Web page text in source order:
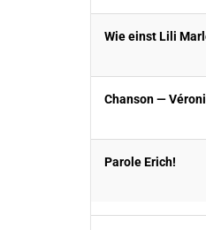
Wie einst Lili
Chanson —
Parole Erich!